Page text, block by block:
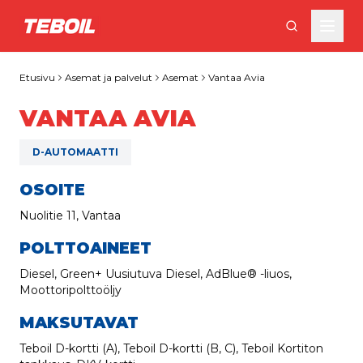
Siirry pääsisältöön
Etusivu Asemat ja palvelut Asemat Vantaa Avia
VANTAA AVIA
D-AUTOMAATTI
OSOITE
Nuolitie 11, Vantaa
POLTTOAINEET
Diesel, Green+ Uusiutuva Diesel, AdBlue® -liuos,
Moottoripolttoöljy
MAKSUTAVAT
Teboil D-kortti (A), Teboil D-kortti (B, C), Teboil Kortiton